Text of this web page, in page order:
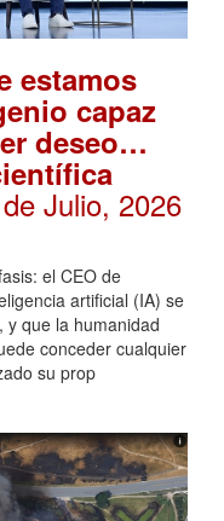
estamos
capaz
deseo…
Julio, 2026
el CEO de
artificial (IA) se
y que la humanidad
conceder cualquier
su prop